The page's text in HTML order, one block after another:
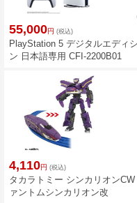
55,000円 (税込)
PlayStation 5 デジタルエディ
ン 日本語専用 CFI-2200B01
4,110円 (税込)
タカラトミー シンカリオンCW
ァントムシンカリオン改